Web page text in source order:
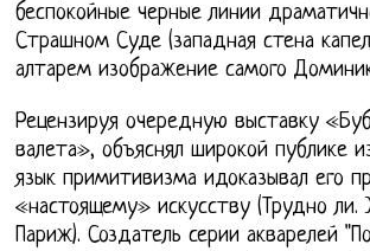
беспокойные черные линии
Страшном Суде (западная стена
алтарем изображение самого
Рецензируя очередную выставку
валета», объяснял широкой публике
язык примитивизма идоказывал его
«настоящему» искусству (Трудно
Париж). Создатель серии акварелей